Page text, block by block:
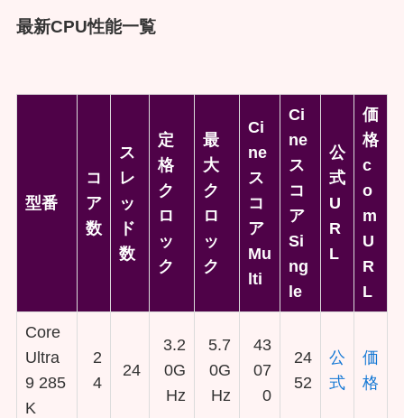
最新CPU性能一覧
型番
コ
ア
数
ス
レ
ッ
ド
数
定
格
ク
ロ
ッ
ク
最
大
ク
ロ
ッ
ク
Ci
ne
ス
コ
ア
Mu
lti
Ci
ne
ス
コ
ア
Si
ng
le
公
式
U
R
L
価
格
c
o
m
U
R
L
Core
Ultra
9 285
K
2
4
24
3.2
0G
Hz
5.7
0G
Hz
43
07
0
24
52
公
式
価
格